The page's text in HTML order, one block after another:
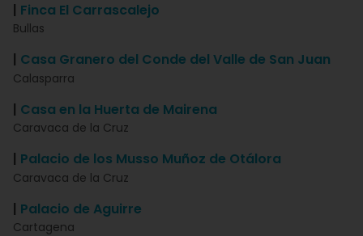
| Finca El Carrascalejo
Bullas
| Casa Granero del Conde del Valle de San Juan
Calasparra
| Casa en la Huerta de Mairena
Caravaca de la Cruz
| Palacio de los Musso Muñoz de Otálora
Caravaca de la Cruz
| Palacio de Aguirre
Cartagena